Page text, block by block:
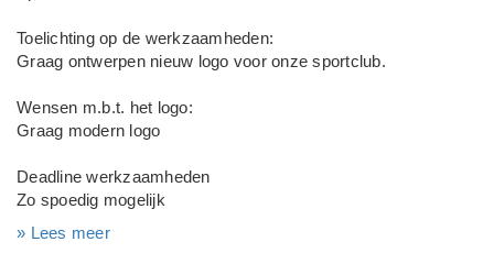
Toelichting op de werkzaamheden:
Graag ontwerpen nieuw logo voor onze sportclub.
Wensen m.b.t. het logo:
Graag modern logo
Deadline werkzaamheden
Zo spoedig mogelijk
---
» Lees meer